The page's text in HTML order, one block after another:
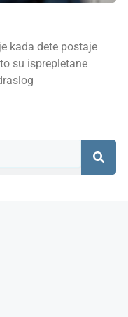
kada dete postaje
su isprepletane